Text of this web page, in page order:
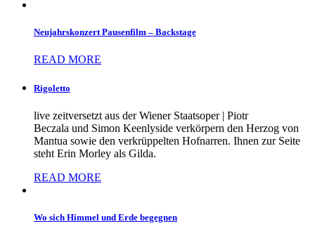
Neujahrskonzert Pausenfilm – Backstage
READ MORE
Rigoletto
live zeitversetzt aus der Wiener Staatsoper | Piotr
Beczala und Simon Keenlyside verkörpern den Herzog von
Mantua sowie den verkrüppelten Hofnarren. Ihnen zur Seite
steht Erin Morley als Gilda.
READ MORE
Wo sich Himmel und Erde begegnen